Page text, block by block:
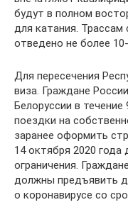
будут в полном
для катания.
отведено не более 10-
Для пересечения
виза. Граждане
Белоруссии в
поездки на
заранее оформить
14 октября 2020
ограничения.
должны предъявить
о коронавирусе со